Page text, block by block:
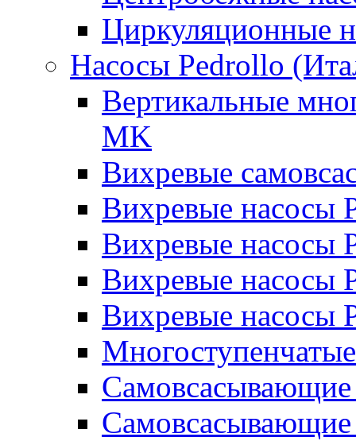
Циркуляционные
Насосы Pedrollo
Вертикальные
MK
Вихревые
Вихревые насосы
Вихревые насосы
Вихревые насосы
Вихревые насосы
Самовсасывающие